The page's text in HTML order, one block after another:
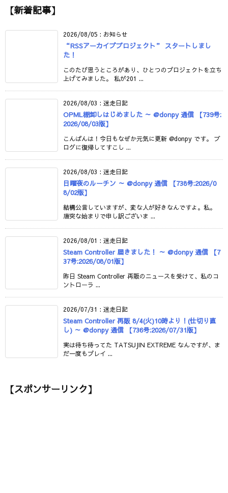
【新着記事】
2026/08/05 : お知らせ
“RSSアーカイブプロジェクト” スタートしまし
た！
このたび思うところがあり、ひとつのプロジェクトを立ち
上げてみました。 私が201 ...
2026/08/03 : 迷走日記
OPML棚卸しはじめました ～ @donpy 通信 【739号:
2026/08/03版】
こんばんは！今日もなぜか元気に更新 @donpy です。 ブ
ログに復帰してすこし ...
2026/08/03 : 迷走日記
日曜夜のルーチン ～ @donpy 通信 【738号:2026/0
8/02版】
結構公言していますが、変な人が好きなんですよ。私。
唐突な始まりで申し訳ございま ...
2026/08/01 : 迷走日記
Steam Controller 届きました！ ～ @donpy 通信 【7
37号:2026/08/01版】
昨日 Steam Controller 再販のニュースを受けて、私のコ
ントローラ ...
2026/07/31 : 迷走日記
Steam Controller 再販 8/4(火)10時より！(仕切り直
し) ～ @donpy 通信 【736号:2026/07/31版】
実は待ち待ってた TATSUJIN EXTREME なんですが、ま
だ一度もプレイ ...
【スポンサーリンク】